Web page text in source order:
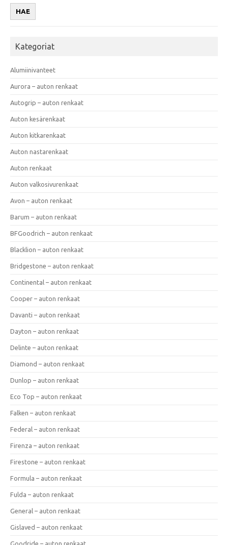
HAE
Kategoriat
Alumiinivanteet
Aurora – auton renkaat
Autogrip – auton renkaat
Auton kesärenkaat
Auton kitkarenkaat
Auton nastarenkaat
Auton renkaat
Auton valkosivurenkaat
Avon – auton renkaat
Barum – auton renkaat
BFGoodrich – auton renkaat
Blacklion – auton renkaat
Bridgestone – auton renkaat
Continental – auton renkaat
Cooper – auton renkaat
Davanti – auton renkaat
Dayton – auton renkaat
Delinte – auton renkaat
Diamond – auton renkaat
Dunlop – auton renkaat
Eco Top – auton renkaat
Falken – auton renkaat
Federal – auton renkaat
Firenza – auton renkaat
Firestone – auton renkaat
Formula – auton renkaat
Fulda – auton renkaat
General – auton renkaat
Gislaved – auton renkaat
Goodride – auton renkaat